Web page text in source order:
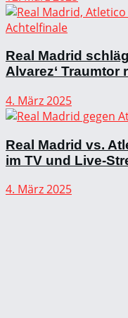
Real Madrid
Alvarez‘ Traumtor
4. März 2025
Real Madrid vs.
im TV und Live-
4. März 2025